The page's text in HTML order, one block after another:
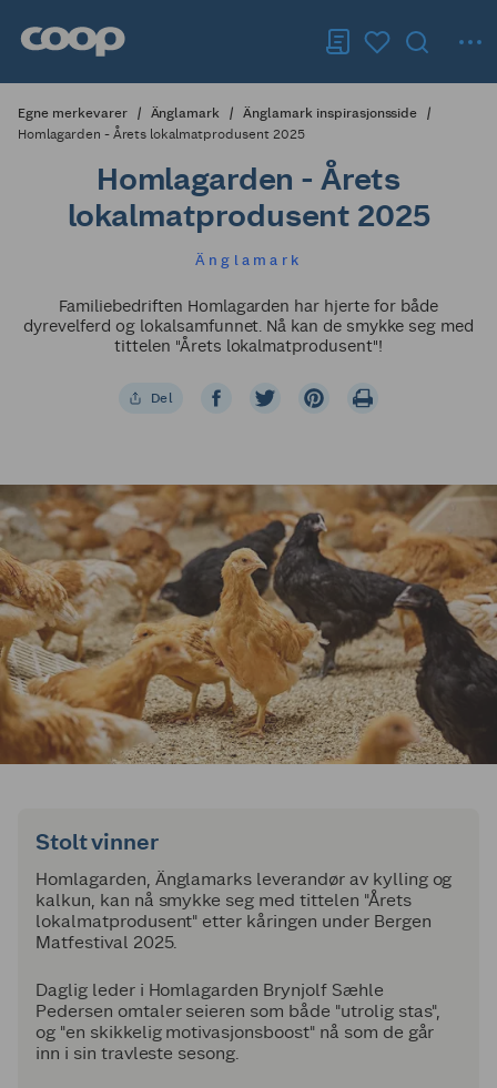
Egne merkevarer Änglamark
Änglamark inspirasjonsside
Homlagarden - Årets lokalmatprodusent 2025
Homlagarden - Årets
lokalmatprodusent 2025
Änglamark
Familiebedriften Homlagarden har hjerte for både
dyrevelferd og lokalsamfunnet. Nå kan de smykke seg med
tittelen "Årets lokalmatprodusent"!
Del
Stolt vinner
Homlagarden, Änglamarks leverandør av kylling og
kalkun, kan nå smykke seg med tittelen "Årets
lokalmatprodusent" etter kåringen under Bergen
Matfestival 2025.
Daglig leder i Homlagarden Brynjolf Sæhle
Pedersen omtaler seieren som både "utrolig stas",
og "en skikkelig motivasjonsboost" nå som de går
inn i sin travleste sesong.